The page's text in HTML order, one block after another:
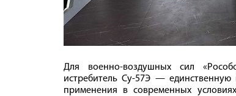
Для военно-воздушных сил
истребитель Су-57Э —
применения в современных